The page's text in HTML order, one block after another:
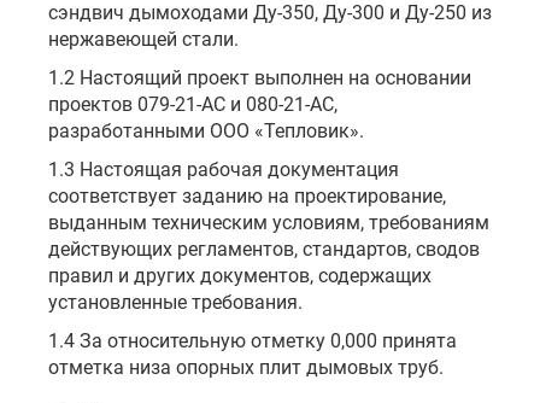
сэндвич дымоходами Ду-350, Ду-300 и Ду-250 из
нержавеющей стали.
1.2 Настоящий проект выполнен на основании
проектов 079-21-АС и 080-21-АС,
разработанными ООО «Тепловик».
1.3 Настоящая рабочая документация
соответствует заданию на проектирование,
выданным техническим условиям, требованиям
действующих регламентов, стандартов, сводов
правил и других документов, содержащих
установленные требования.
1.4 За относительную отметку 0,000 принята
отметка низа опорных плит дымовых труб.